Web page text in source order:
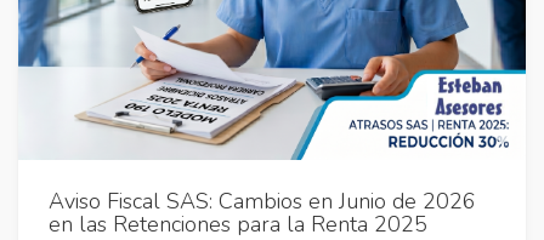
Aviso Fiscal SAS: Cambios en Junio de 2026
en las Retenciones para la Renta 2025